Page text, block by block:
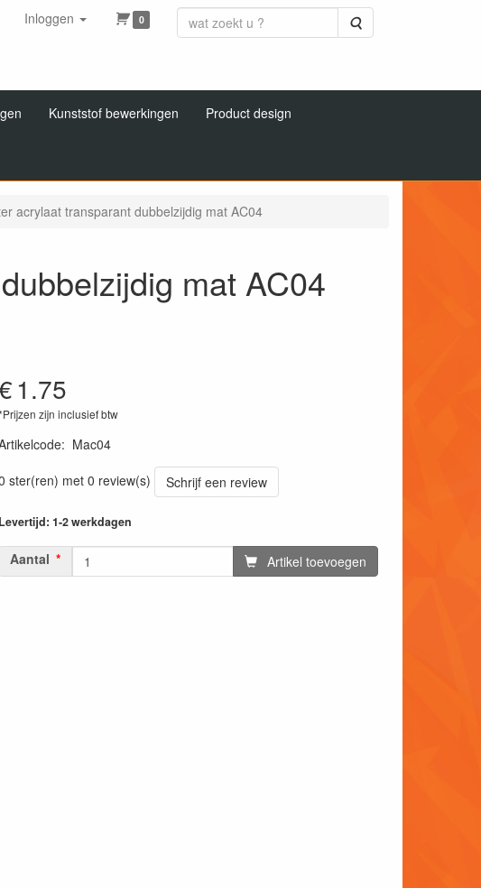
Inloggen 0 Zoeken
Kunststof bewerkingen Product design
acrylaat transparant dubbelzijdig mat AC04
mat AC04
1.75
zijn inclusief btw
: Mac04
ster(ren) met 0 review(s)
Schrijf een review
Levertijd: 1-2 werkdagen
Aantal Artikel toevoegen